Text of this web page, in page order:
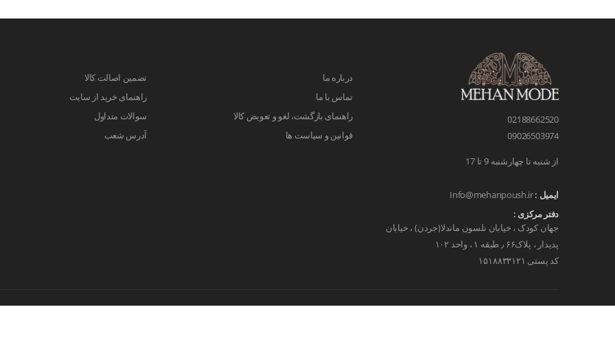
02188662520
09026503974
از شنبه تا چهارشنبه 9 تا 17
ایمیل :Info@mehanpoush.ir
دفتر مرکزی :
جهان کودک ، خیابان نلسون ماندلا(جردن) ، خیابان
پدیدار ، پلاک۶۶ ٫ طبقه ۱ ، واحد ۱۰۲
کد پستی ۱۵۱۸۸۳۳۱۲۱
درباره ما
تماس با ما
راهنمای بازگشت، لغو و تعویض کالا
قوانین و سیاست ها
تضمین اصالت کالا
راهنمای خرید از سایت
سوالات متداول
آدرس شعب